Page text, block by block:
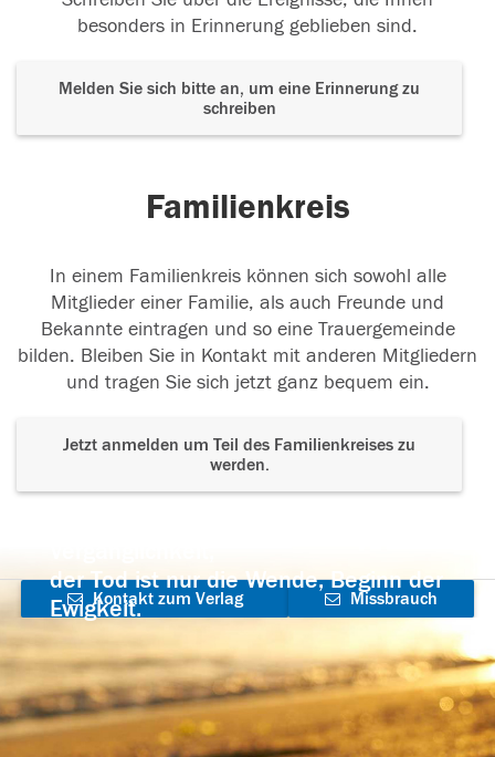
besonders in Erinnerung geblieben sind.
Melden Sie sich bitte an, um eine Erinnerung zu
schreiben
Familienkreis
In einem Familienkreis können sich sowohl alle
Mitglieder einer Familie, als auch Freunde und
Bekannte eintragen und so eine Trauergemeinde
bilden. Bleiben Sie in Kontakt mit anderen Mitgliedern
und tragen Sie sich jetzt ganz bequem ein.
Jetzt anmelden um Teil des Familienkreises zu
werden.
der Tod ist nur die Wende, Beginn der
Ewigkeit.
Kontakt zum Verlag
aufnehmen
Missbrauch